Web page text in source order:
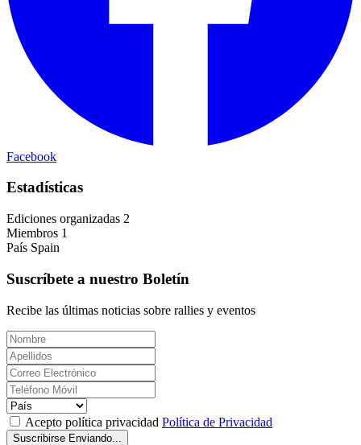
Facebook
Estadísticas
Ediciones organizadas 2
Miembros 1
País Spain
Suscríbete a nuestro Boletín
Recibe las últimas noticias sobre rallies y eventos
Acepto política privacidad Política de Privacidad
Suscribirse Enviando...